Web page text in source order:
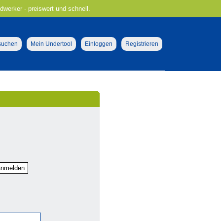
- preiswert und schnell.
Mein Undertool Einloggen Registrieren